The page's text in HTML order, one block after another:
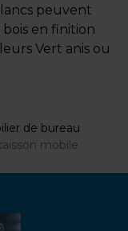
peuvent
en finition
Vert anis ou
de bureau
mobile